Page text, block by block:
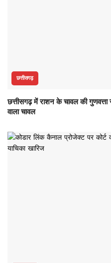
छत्तीसगढ़
छत्तीसगढ़ में राशन के चावल की
वाला चावल